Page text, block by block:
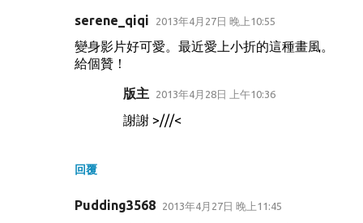
serene_qiqi 2013年4月27日 晚上10:55
變身影片好可愛。最近愛上小折的這種畫風。
給個贊！
回覆
版主 2013年4月28日 上午10:36
謝謝 >///<
Pudding3568 2013年4月27日 晚上11:45